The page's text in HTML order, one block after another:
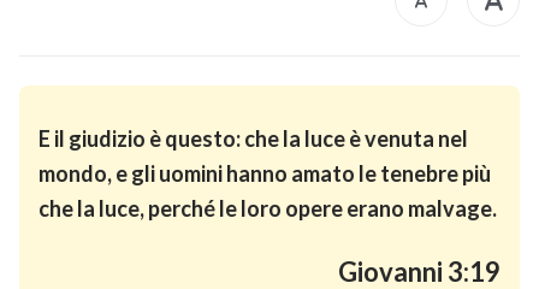
E il giudizio è questo: che la luce è venuta nel
mondo, e gli uomini hanno amato le tenebre più
che la luce, perché le loro opere erano malvage.
Giovanni 3:19